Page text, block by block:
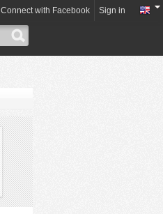
Connect with Facebook Sign in